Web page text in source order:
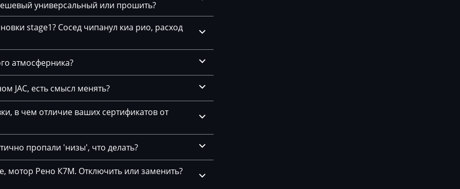
универсальный или прошить?
stage1? Сосед чипанул киа рио, расход
атмосферника?
JAC, есть смысл менять?
в чем отличие ваших сертификатов от
пропали 'низы', что делать?
мотор Рено К7М. Отключить или заменить?